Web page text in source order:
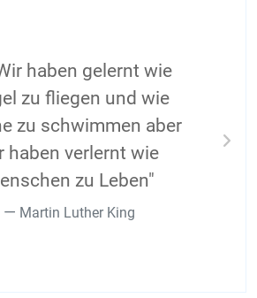
haben gelernt wie
zu fliegen und wie
zu schwimmen aber
haben verlernt wie
zu Leben"
Martin Luther King